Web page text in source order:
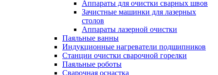
Аппараты для очистки сварных швов
Зачистные машинки для лазерных
столов
Аппараты лазерной очистки
Паяльные ванны
Индукционные нагреватели подшипников
Станции очистки сварочной горелки
Паяльные роботы
Сварочная оснастка